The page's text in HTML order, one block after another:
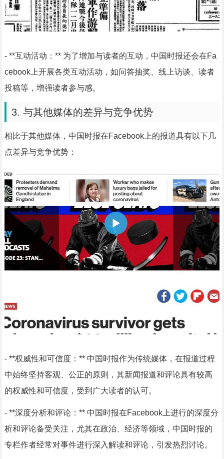
- **互动活动：** 为了增加与读者的互动，中国时报还会在Fa
cebook上开展各类互动活动，如问答抽奖、线上访谈、读者
投稿等，增强读者参与感。
3. 与其他媒体的差异与竞争优势
相比于其他媒体，中国时报在Facebook上的报道具有以下几
点差异与竞争优势：
- **权威性和可信度：** 中国时报作为传统媒体，在报道过程
中始终坚持客观、公正的原则，其新闻报道和评论具有较高
的权威性和可信度，受到广大读者的认可。
- **深度分析和评论：** 中国时报在Facebook上进行的深度分
析和评论备受关注，尤其在政治、经济等领域，中国时报的
专栏作者经常对事件进行深入解读和评论，引发热烈讨论。